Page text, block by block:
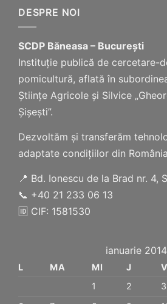
DESPRE NOI
SCDP Băneasa – București
Instituție publică de cercetare-
pomicultură, aflată în
Științe Agricole și Silvice
Șișești”.
Dezvoltăm și transferăm
adaptate condițiilor din
📍 Bd. Ionescu de la Brad nr. 4,
📞 +40 21 233 06 13
🆔 CIF: 1581530
ianuarie 2014
L MA MI J V
1
2 3